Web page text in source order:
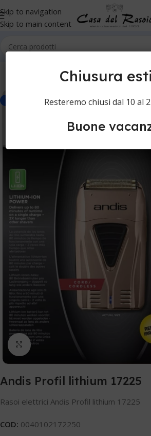
Skip to navigation
Skip to main content
Clicca per ingrandire
Andis Profil lithium 17225
Rasoi elettrici Andis Profil lithium 17225
COD: 0040102172250
Chiusura
Resteremo chiusi dal 10 al
Buone